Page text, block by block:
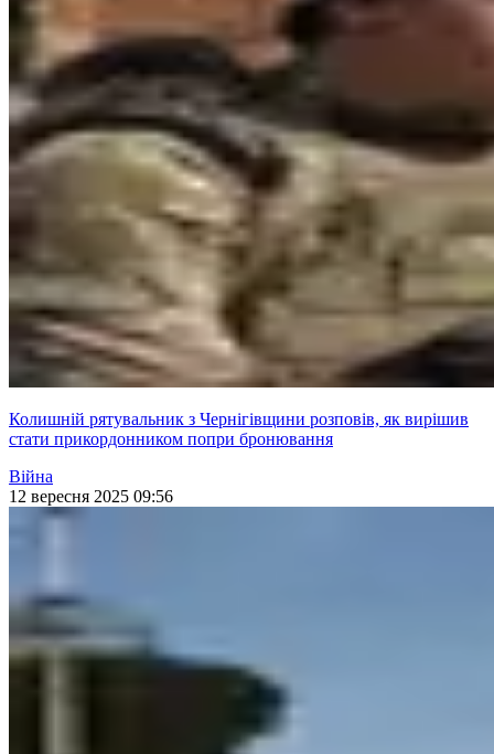
Колишній рятувальник з Чернігівщини розповів, як вирішив
стати прикордонником попри бронювання
Війна
12 вересня 2025 09:56